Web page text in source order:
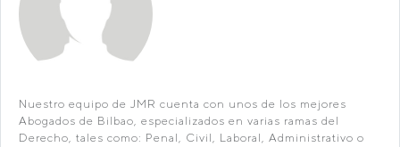
Nuestro equipo de JMR cuenta con unos de los mejores
Abogados de Bilbao, especializados en varias ramas del
Derecho, tales como: Penal, Civil, Laboral, Administrativo o